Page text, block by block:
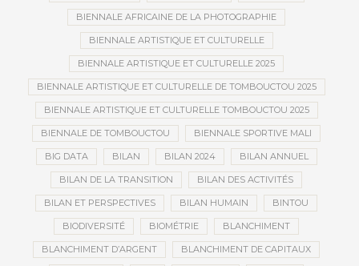
BIENNALE AFRICAINE DE LA PHOTOGRAPHIE
BIENNALE ARTISTIQUE ET CULTURELLE
BIENNALE ARTISTIQUE ET CULTURELLE 2025
BIENNALE ARTISTIQUE ET CULTURELLE DE TOMBOUCTOU 2025
BIENNALE ARTISTIQUE ET CULTURELLE TOMBOUCTOU 2025
BIENNALE DE TOMBOUCTOU BIENNALE SPORTIVE MALI
BIG DATA BILAN BILAN 2024 BILAN ANNUEL
BILAN DE LA TRANSITION BILAN DES ACTIVITÉS
BILAN ET PERSPECTIVES BILAN HUMAIN BINTOU
BIODIVERSITÉ BIOMÉTRIE BLANCHIMENT
BLANCHIMENT D’ARGENT BLANCHIMENT DE CAPITAUX